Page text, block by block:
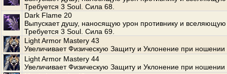
Требуется 3 Soul. Сила 68.
Dark Flame 20
Выпускает душу, наносящую урон противнику и вселяющую
Требуется 3 Soul. Сила 69.
Light Armor Mastery 43
Увеличивает Физическую Защиту и Уклонение при ношении
Light Armor Mastery 44
Увеличивает Физическую Защиту и Уклонение при ношении